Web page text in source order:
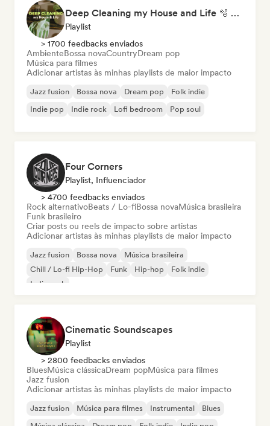
Deep Cleaning my House and Life 🫧 Bedroom Pop & Indie Pop
Playlist
> 1700 feedbacks enviados
AmbienteBossa novaCountryDream pop
Música para filmes
Adicionar artistas às minhas playlists de maior impacto
Jazz fusion Bossa nova Dream pop
Folk indie
Indie pop
Indie rock Lofi bedroom Pop soul
Four Corners
Playlist, Influenciador
> 4700 feedbacks enviados
Rock alternativoBeats / Lo-fiBossa novaMúsica brasileira
Funk brasileiro
Criar posts ou reels de impacto sobre artistas
Adicionar artistas às minhas playlists de maior impacto
Jazz fusion Bossa nova
Música brasileira
Chill / Lo-fi Hip-Hop
Funk Hip-hop
Folk indie
Indie rock
Cinematic Soundscapes
Playlist
> 2800 feedbacks enviados
BluesMúsica clássicaDream popMúsica para filmes
Jazz fusion
Adicionar artistas às minhas playlists de maior impacto
Jazz fusion Música para filmes Instrumental
Blues